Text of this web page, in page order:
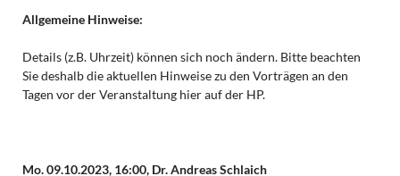
Allgemeine Hinweise:
Details (z.B. Uhrzeit) können sich noch ändern. Bitte beachten
Sie deshalb die aktuellen Hinweise zu den Vorträgen an den
Tagen vor der Veranstaltung hier auf der HP.
Mo. 09.10.2023, 16:00, Dr. Andreas Schlaich